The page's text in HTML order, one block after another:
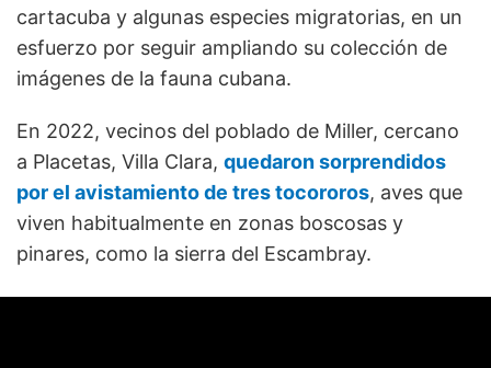
cartacuba y algunas especies migratorias, en un
esfuerzo por seguir ampliando su colección de
imágenes de la fauna cubana.
En 2022, vecinos del poblado de Miller, cercano
a Placetas, Villa Clara, quedaron sorprendidos
por el avistamiento de tres tocororos, aves que
viven habitualmente en zonas boscosas y
pinares, como la sierra del Escambray.